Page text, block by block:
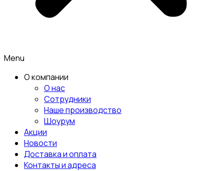
Menu
О компании
О нас
Сотрудники
Наше производство
Шоурум
Акции
Новости
Доставка и оплата
Контакты и адреса